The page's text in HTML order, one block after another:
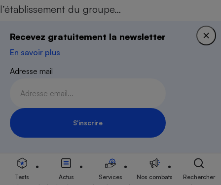
l’établissement du groupe…
CONSEILS
Compte bancaire - Ce que votre banque peut
faire… ou pas
Entre obligations légales et pratiques bancaires
parfois opaques, les relations entre clients et
banques suscitent de…
Le 02 août 2025
BILLET DE LA PRÉSIDENTE
Fraude bancaire - Des progrès restent attendus
Inscription Newsletter
Recevez gratuitement la newsletter
En savoir plus
Adresse mail
S'inscrire
Tests Actus Services Nos combats Rechercher